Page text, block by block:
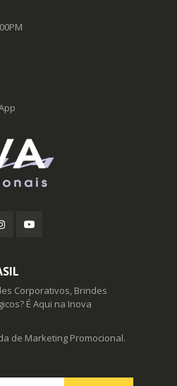
Corporativos, Brindes
É Aqui na Inova
de Marketing Promocional.